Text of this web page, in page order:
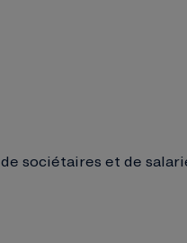
sociétaires et de